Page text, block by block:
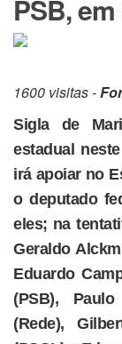
PSB, em
1600 visitas -
Sigla de
estadual
irá apoiar no
o deputado
eles; na
Geraldo
Eduardo
(PSB),
(Rede),